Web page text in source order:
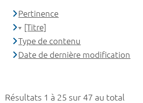
Résultats 1 à 25 sur 47 au total
Pertinence
[Titre]
Type de contenu
Date de dernière modification